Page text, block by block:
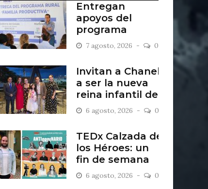
Entregan
apoyos del
programa
“Familia
Productiva” en
San Francisco
del Rincón
7 agosto, 2026 0
Invitan a Chanel
a ser la nueva
reina infantil de
San Francisco
del Rincón
6 agosto, 2026 0
TEDx Calzada de
los Héroes: un
fin de semana
“Antiordinario”
en León
6 agosto, 2026 0